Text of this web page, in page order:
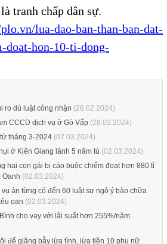
tranh chấp dân sự.
lua-dao-ban-than-ban-dat-
doat-hon-10-ti-dong-
ro dù luật công nhận (26.02.2024)
CCCD dịch vụ ở Gò Vấp(28.02.2024)
tháng 3-2024(02.03.2024)
ở Kiên Giang lãnh 5 năm tù (02.03.2024)
hai con gái bị cáo buộc chiếm đoạt hơn 880 tỉ
Oanh (02.03.2024)
án từng có đến 60 luật sư ngỏ ý bào chữa
oan (02.03.2024)
cho vay với lãi suất hơn 255%/năm
để giăng bẫy lừa tình, lừa tiền 10 phụ nữ